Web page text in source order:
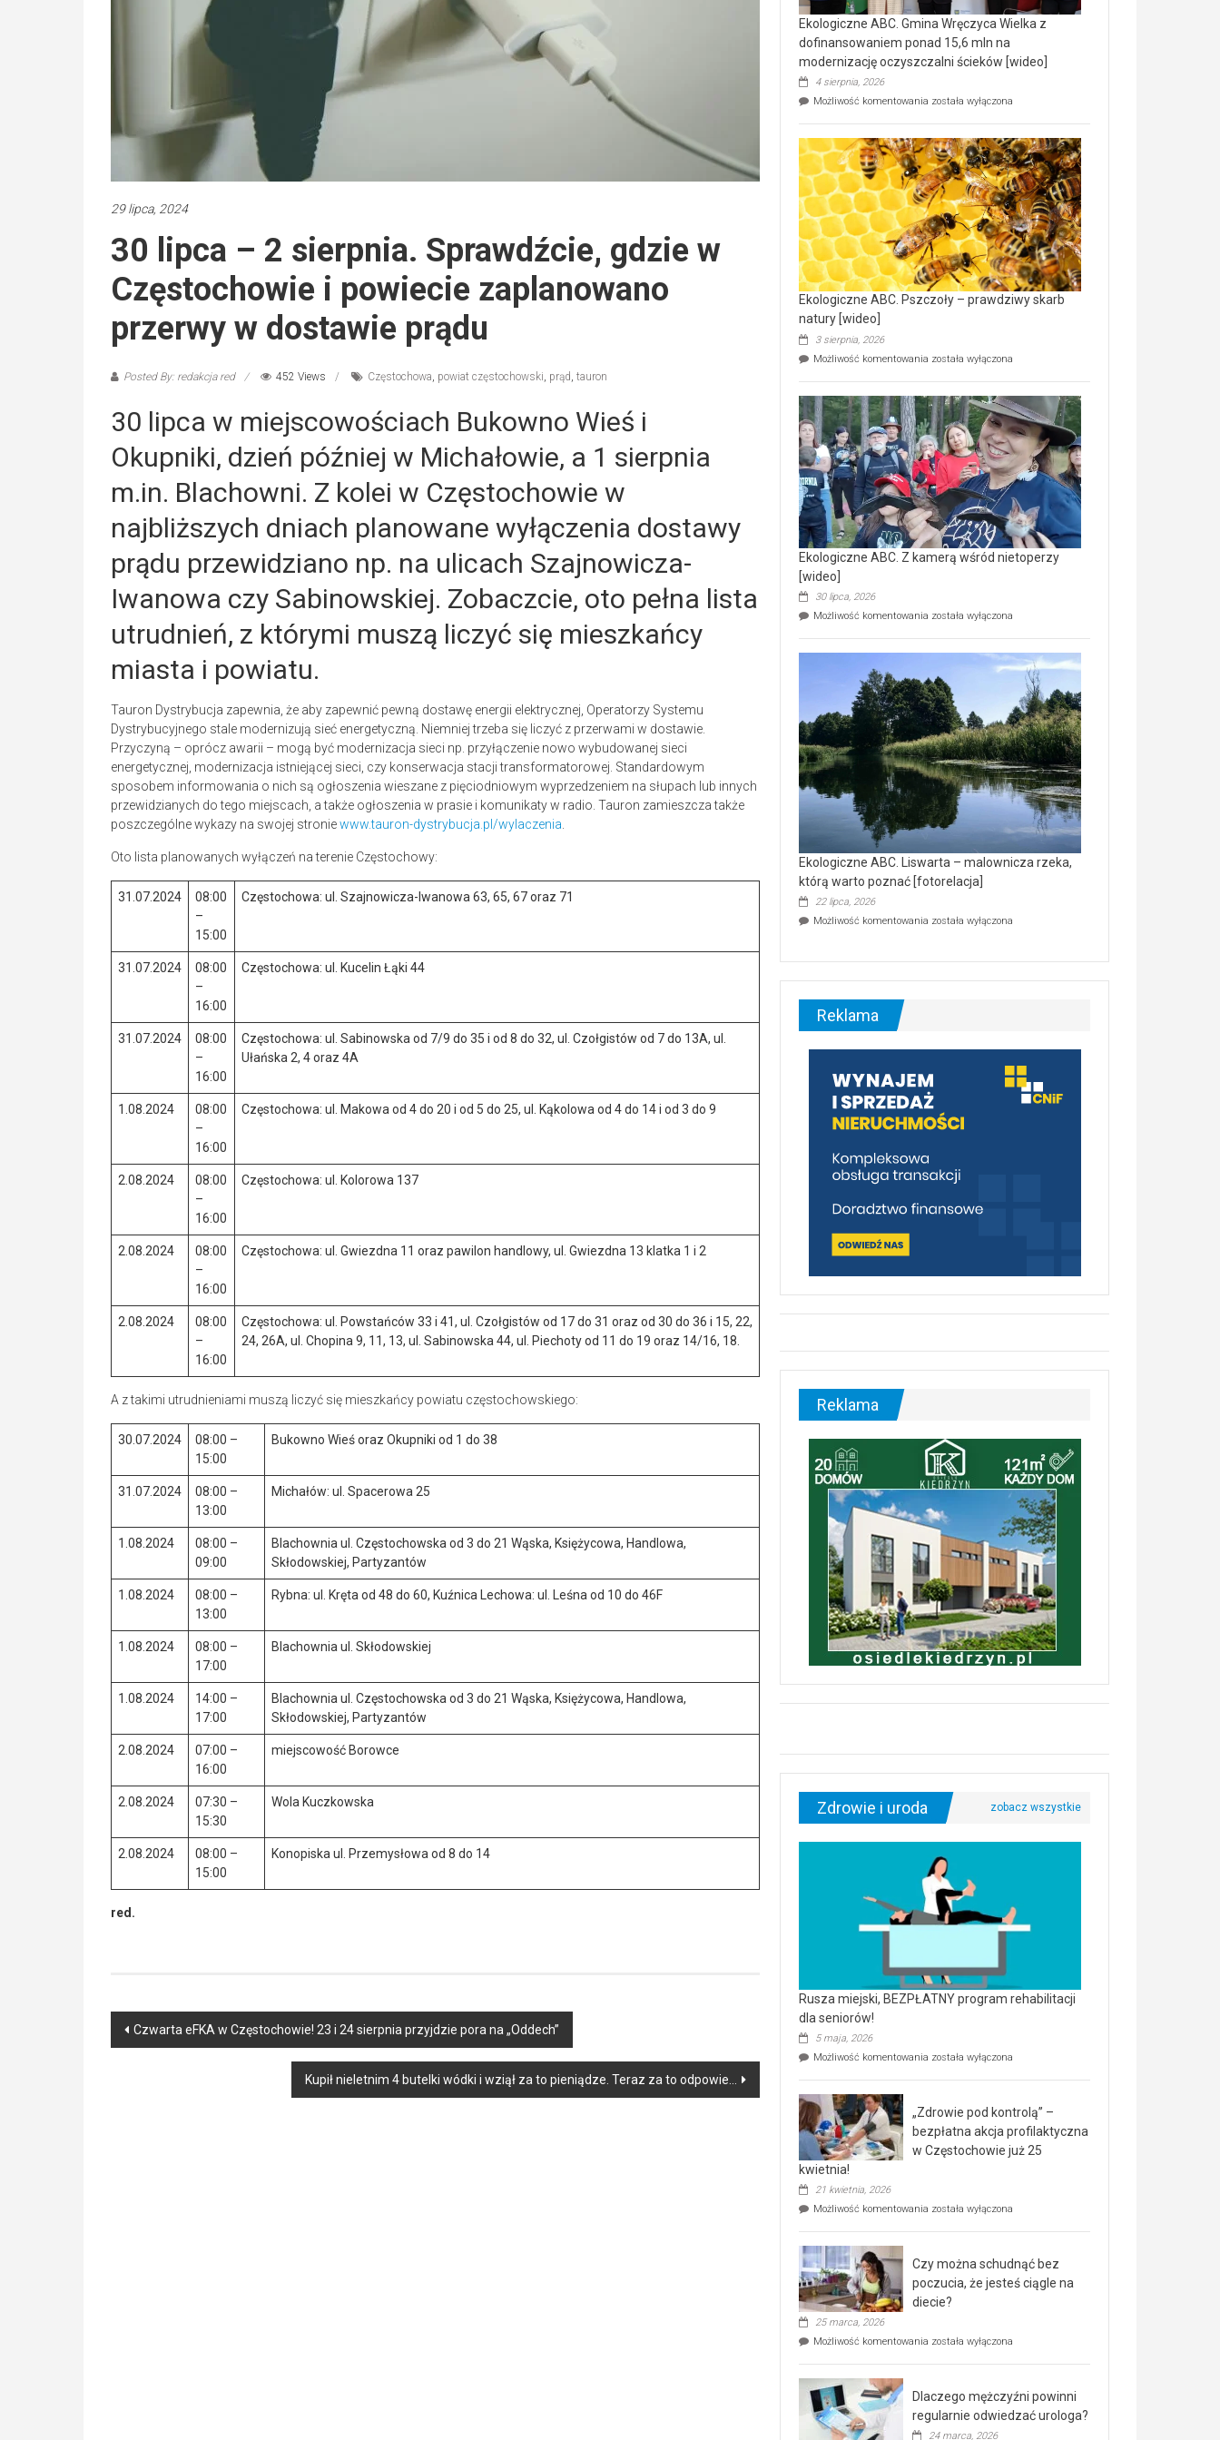
29 lipca, 2024
30 lipca – 2 sierpnia. Sprawdźcie, gdzie w
Częstochowie i powiecie zaplanowano
przerwy w dostawie prądu
Posted By: redakcja red 452 Views Częstochowa, powiat częstochowski, prąd, tauron
30 lipca w miejscowościach Bukowno Wieś i
Okupniki, dzień później w Michałowie, a 1 sierpnia
m.in. Blachowni. Z kolei w Częstochowie w
najbliższych dniach planowane wyłączenia dostawy
prądu przewidziano np. na ulicach Szajnowicza-
Iwanowa czy Sabinowskiej. Zobaczcie, oto pełna lista
utrudnień, z którymi muszą liczyć się mieszkańcy
miasta i powiatu.
Tauron Dystrybucja zapewnia, że aby zapewnić pewną dostawę energii elektrycznej, Operatorzy Systemu
Dystrybucyjnego stale modernizują sieć energetyczną. Niemniej trzeba się liczyć z przerwami w dostawie.
Przyczyną – oprócz awarii – mogą być modernizacja sieci np. przyłączenie nowo wybudowanej sieci
energetycznej, modernizacja istniejącej sieci, czy konserwacja stacji transformatorowej. Standardowym
sposobem informowania o nich są ogłoszenia wieszane z pięciodniowym wyprzedzeniem na słupach lub innych
przewidzianych do tego miejscach, a także ogłoszenia w prasie i komunikaty w radio. Tauron zamieszcza także
poszczególne wykazy na swojej stroniewww.tauron-dystrybucja.pl/wylaczenia.
Oto lista planowanych wyłączeń na terenie Częstochowy:
31.07.2024
08:00
–
15:00
Częstochowa: ul. Szajnowicza-Iwanowa 63, 65, 67 oraz 71
31.07.2024
08:00
–
16:00
Częstochowa: ul. Kucelin Łąki 44
31.07.2024
08:00
–
16:00
Częstochowa: ul. Sabinowska od 7/9 do 35 i od 8 do 32, ul. Czołgistów od 7 do 13A, ul.
Ułańska 2, 4 oraz 4A
1.08.2024
08:00
–
16:00
Częstochowa: ul. Makowa od 4 do 20 i od 5 do 25, ul. Kąkolowa od 4 do 14 i od 3 do 9
2.08.2024
08:00
–
16:00
Częstochowa: ul. Kolorowa 137
2.08.2024
08:00
–
16:00
Częstochowa: ul. Gwiezdna 11 oraz pawilon handlowy, ul. Gwiezdna 13 klatka 1 i 2
2.08.2024
08:00
–
16:00
Częstochowa: ul. Powstańców 33 i 41, ul. Czołgistów od 17 do 31 oraz od 30 do 36 i 15, 22,
24, 26A, ul. Chopina 9, 11, 13, ul. Sabinowska 44, ul. Piechoty od 11 do 19 oraz 14/16, 18.
A z takimi utrudnieniami muszą liczyć się mieszkańcy powiatu częstochowskiego:
30.07.2024
08:00 –
15:00
Bukowno Wieś oraz Okupniki od 1 do 38
31.07.2024
08:00 –
13:00
Michałów: ul. Spacerowa 25
1.08.2024
08:00 –
09:00
Blachownia ul. Częstochowska od 3 do 21 Wąska, Księżycowa, Handlowa,
Skłodowskiej, Partyzantów
1.08.2024
08:00 –
13:00
Rybna: ul. Kręta od 48 do 60, Kuźnica Lechowa: ul. Leśna od 10 do 46F
1.08.2024
08:00 –
17:00
Blachownia ul. Skłodowskiej
1.08.2024
14:00 –
17:00
Blachownia ul. Częstochowska od 3 do 21 Wąska, Księżycowa, Handlowa,
Skłodowskiej, Partyzantów
2.08.2024
07:00 –
16:00
miejscowość Borowce
2.08.2024
07:30 –
15:30
Wola Kuczkowska
2.08.2024
08:00 –
15:00
Konopiska ul. Przemysłowa od 8 do 14
red.
Post
Czwarta eFKA w Częstochowie! 23 i 24 sierpnia przyjdzie pora na „Oddech”
Kupił nieletnim 4 butelki wódki i wziął za to pieniądze. Teraz za to odpowie…
Ekologiczne ABC. Gmina Wręczyca Wielka z
dofinansowaniem ponad 15,6 mln na
modernizację oczyszczalni ścieków [wideo]
4 sierpnia, 2026
Możliwość komentowania Ekologiczne
Wręczyca
Wielka
z
dofinansowaniem
ponad
15,6
mln
na
modernizację
oczyszczalni
ścieków
[wideo]
została wyłączona
Ekologiczne ABC. Pszczoły – prawdziwy skarb
natury [wideo]
3 sierpnia, 2026
Możliwość komentowania Ekologiczne
–
prawdziwy
skarb
natury
[wideo]
została wyłączona
Ekologiczne ABC. Z kamerą wśród nietoperzy
[wideo]
30 lipca, 2026
Możliwość komentowania Ekologiczne
wśród
nietoperzy
[wideo]
została wyłączona
Ekologiczne ABC. Liswarta – malownicza rzeka,
którą warto poznać [fotorelacja]
22 lipca, 2026
Możliwość komentowania Ekologiczne
–
malownicza
[fotorelacja]
została wyłączona
Reklama
Reklama
Zdrowie i uroda
Rusza miejski, BEZPŁATNY program rehabilitacji
dla seniorów!
5 maja, 2026
Możliwość komentowania Rusza
rehabilitacji
dla
seniorów!
została wyłączona
„Zdrowie pod kontrolą” –
bezpłatna akcja profilaktyczna
w Częstochowie już 25
kwietnia!
21 kwietnia, 2026
Możliwość komentowania „Zdrowie
bezpłatna
akcja
profilaktyczna
w
już
kwietnia!
została wyłączona
Czy można schudnąć bez
poczucia, że jesteś ciągle na
diecie?
25 marca, 2026
Możliwość komentowania Czy
poczucia,
że
została wyłączona
Dlaczego mężczyźni powinni
regularnie odwiedzać urologa?
24 marca, 2026